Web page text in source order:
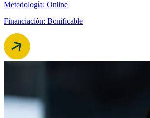
Metodología: Online
Financiación: Bonificable